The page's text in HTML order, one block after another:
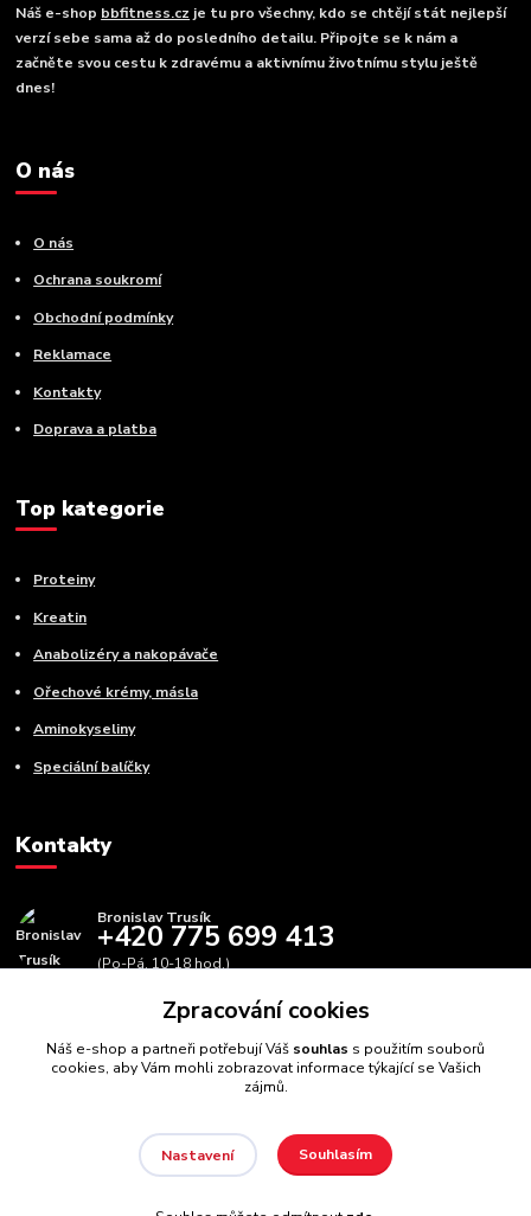
Náš e-shop bbfitness.cz je tu pro všechny, kdo se chtějí stát nejlepší
verzí sebe sama až do posledního detailu. Připojte se k nám a
začněte svou cestu k zdravému a aktivnímu životnímu stylu ještě
dnes!
O nás
O nás
Ochrana soukromí
Obchodní podmínky
Reklamace
Kontakty
Doprava a platba
Top kategorie
Proteiny
Kreatin
Anabolizéry a nakopávače
Ořechové krémy, másla
Aminokyseliny
Speciální balíčky
Kontakty
Bronislav Trusík
+420 775 699 413
(Po-Pá, 10-18 hod.)
info@bbfitness.cz
BBfintess.cz -Fitness doplňky a zdravá výživa//Webdesign
Zpracování cookies
Náš e-shop a partneři potřebují Váš souhlas s použitím souborů
cookies, aby Vám mohli zobrazovat informace týkající se Vašich
zájmů.
Nastavení Souhlasím